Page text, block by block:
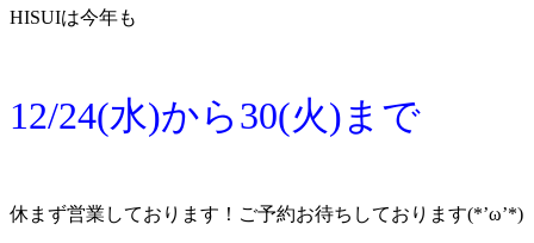
HISUIは今年も
12/24(水)から30(火)まで
休まず営業しております！ご予約お待ちしております(*’ω’*)